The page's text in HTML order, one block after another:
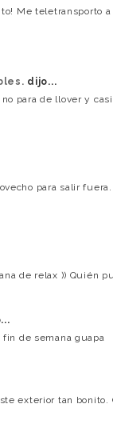
Me teletransporto
dijo...
para de llover y
para salir
de relax )) Quién
de semana guapa
exterior tan bonito.